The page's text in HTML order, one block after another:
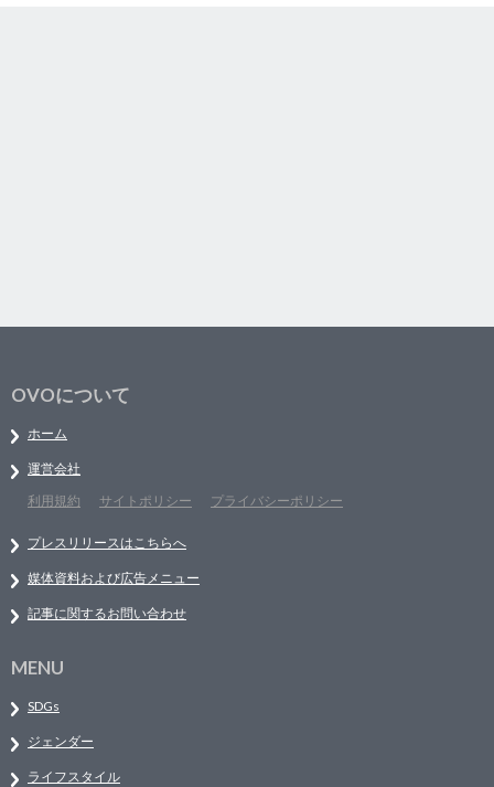
OVOについて
ホーム
運営会社
利用規約
サイトポリシー プライバシーポリシー
プレスリリースはこちらへ
媒体資料および広告メニュー
記事に関するお問い合わせ
MENU
SDGs
ジェンダー
ライフスタイル